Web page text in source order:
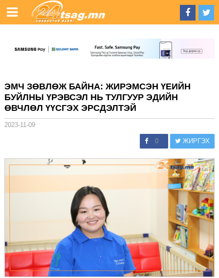
ЭМЧ ЗӨВЛӨЖ БАЙНА: ЖИРЭМСЭН ҮЕИЙН
БУЙЛНЫ ҮРЭВСЭЛ НЬ ТУЛГУУР ЭДИЙН
ӨВЧЛӨЛ ҮҮСГЭХ ЭРСДЭЛТЭЙ
2023-11-09
0 ЖИРГЭХ